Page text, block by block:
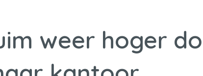
weer hoger